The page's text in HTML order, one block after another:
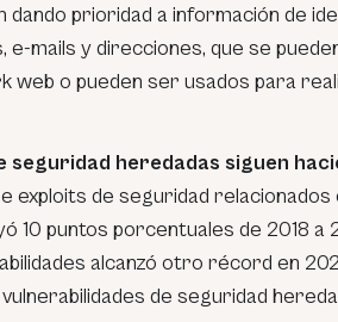
dando prioridad a información de
mails y direcciones, que se
web o pueden ser usados para
seguridad heredadas siguen
exploits de seguridad relacionados
10 puntos porcentuales de 2018 a
alcanzó otro récord en
de seguridad